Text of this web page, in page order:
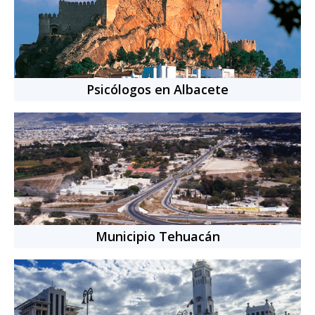
Idiomas:Español, Inglés
Nacionalidad:Mexicana
5añosde experiencia
+10citas completadas
Psicólogoonline
Juan Pedro Gutiérrez Aranda
Psicólogos en Albacete
Municipio Tehuacán